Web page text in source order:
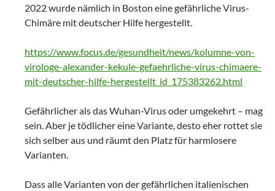
2022 wurde nämlich in Boston eine gefährliche Virus-
Chimäre mit deutscher Hilfe hergestellt.
https://www.focus.de/gesundheit/news/kolumne-von-
virologe-alexander-kekule-gefaehrliche-virus-chimaere-
mit-deutscher-hilfe-hergestellt_id_175383262.html
Gefährlicher als das Wuhan-Virus oder umgekehrt – mag
sein. Aber je tödlicher eine Variante, desto eher rottet sie
sich selber aus und räumt den Platz für harmlosere
Varianten.
Dass alle Varianten von der gefährlichen italienischen